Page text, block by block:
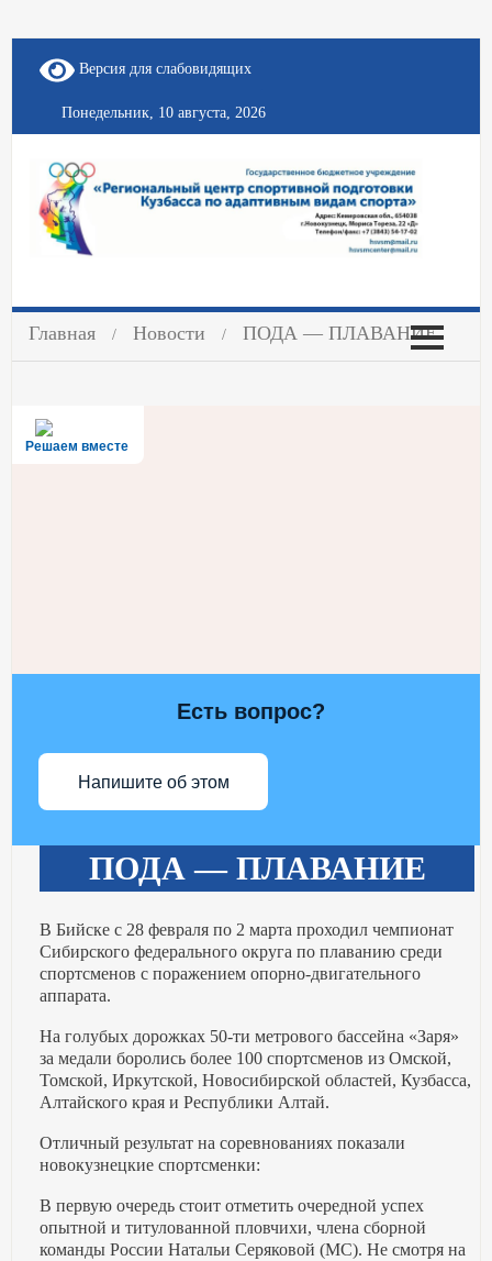
Версия для слабовидящих
Понедельник, 10 августа, 2026
Главная Новости ПОДА — ПЛАВАНИЕ
Решаем вместе
Есть вопрос?
Напишите об этом
ПОДА — ПЛАВАНИЕ
В Бийске с 28 февраля по 2 марта проходил чемпионат
Сибирского федерального округа по плаванию среди
спортсменов с поражением опорно-двигательного
аппарата.
На голубых дорожках 50-ти метрового бассейна «Заря»
за медали боролись более 100 спортсменов из Омской,
Томской, Иркутской, Новосибирской областей, Кузбасса,
Алтайского края и Республики Алтай.
Отличный результат на соревнованиях показали
новокузнецкие спортсменки:
В первую очередь стоит отметить очередной успех
опытной и титулованной пловчихи, члена сборной
команды России Натальи Серяковой (МС). Не смотря на